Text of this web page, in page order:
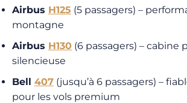
Airbus H125 (5 passagers) –
montagne
Airbus H130 (6 passagers) – cabine
silencieuse
Bell 407 (jusqu’à 6 passagers) –
pour les vols premium